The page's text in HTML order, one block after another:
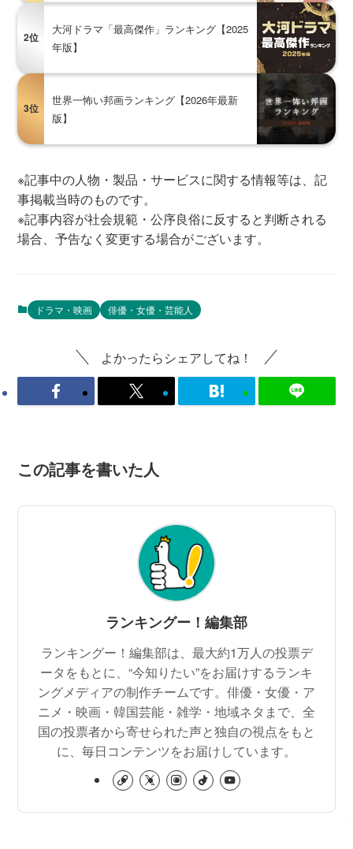
2位
大河ドラマ「最高傑作」ランキング【2025
年版】
3位
世界一怖い邦画ランキング【2026年最新
版】
※記事中の人物・製品・サービスに関する情報等は、記
事掲載当時のものです。
※記事内容が社会規範・公序良俗に反すると判断される
場合、予告なく変更する場合がございます。
ドラマ・映画 俳優・女優・芸能人
よかったらシェアしてね！
この記事を書いた人
ランキングー！編集部
ランキングー！編集部は、最大約1万人の投票デ
ータをもとに、“今知りたい”をお届けするランキ
ングメディアの制作チームです。俳優・女優・ア
ニメ・映画・韓国芸能・雑学・地域ネタまで、全
国の投票者から寄せられた声と独自の視点をもと
に、毎日コンテンツをお届けしています。